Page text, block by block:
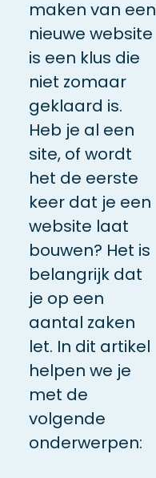
maken van een
nieuwe website
is een klus die
niet zomaar
geklaard is.
Heb je al een
site, of wordt
het de eerste
keer dat je een
website laat
bouwen? Het is
belangrijk dat
je op een
aantal zaken
let. In dit artikel
helpen we je
met de
volgende
onderwerpen: